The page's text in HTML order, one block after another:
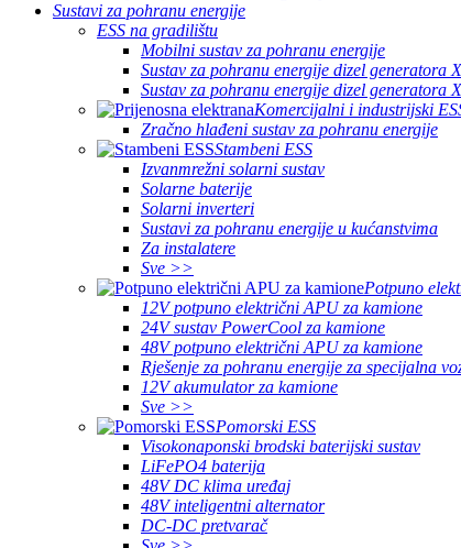
Sustavi za pohranu energije
ESS na gradilištu
Mobilni sustav za pohranu energije
Sustav za pohranu energije dizel generatora
Sustav za pohranu energije dizel generatora
Komercijalni i industrijski
Zračno hlađeni sustav za pohranu energije
Stambeni ESS
Izvanmrežni solarni sustav
Solarne baterije
Solarni inverteri
Sustavi za pohranu energije u kućanstvima
Za instalatere
Sve >>
Potpuno
12V potpuno električni APU za kamione
24V sustav PowerCool za kamione
48V potpuno električni APU za kamione
Rješenje za pohranu energije za specijalna
12V akumulator za kamione
Sve >>
Pomorski ESS
Visokonaponski brodski baterijski sustav
LiFePO4 baterija
48V DC klima uređaj
48V inteligentni alternator
DC-DC pretvarač